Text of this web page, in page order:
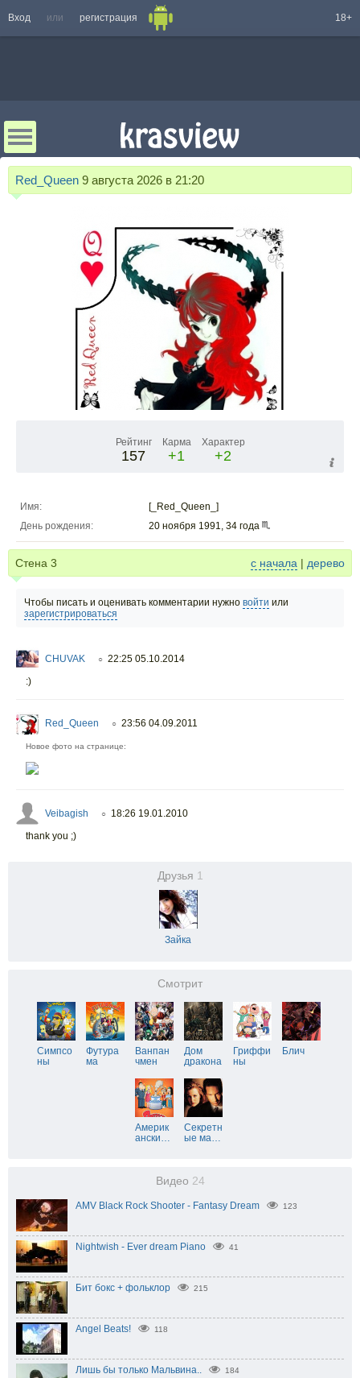
Вход или регистрация 18+
Red_Queen 9 августа 2026 в 21:20
Рейтинг
157
Карма
+1
Характер
+2
Имя:
[_Red_Queen_]
День рождения:
20 ноября 1991, 34 года
Стена 3 с начала | дерево
Чтобы писать и оценивать комментарии нужно войти или
зарегистрироваться
CHUVAK ○ 22:25 05.10.2014
:)
Red_Queen ○ 23:56 04.09.2011
Новое фото на странице:
Veibagish ○ 18:26 19.01.2010
thank you ;)
Друзья 1
Зайка
Смотрит
Симпсо
ны
Футура
ма
Ванпан
чмен
Дом
дракона
Гриффи
ны
Блич
Америк
ански…
Секретн
ые ма…
Видео 24
AMV Black Rock Shooter - Fantasy Dream 123
Nightwish - Ever dream Piano 41
Бит бокс + фольклор 215
Angel Beats! 118
Лишь бы только Мальвина.. 184